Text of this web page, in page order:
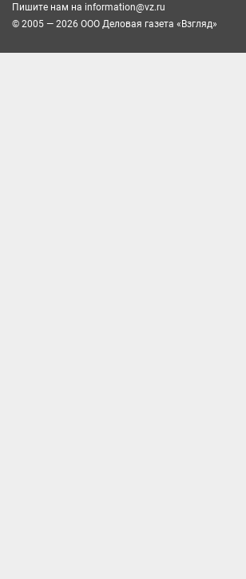
Пишите нам на information@vz.ru
© 2005 — 2026 ООО Деловая газета «Взгляд»